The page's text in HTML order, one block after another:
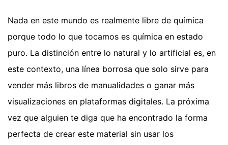
Nada en este mundo es realmente libre de química
porque todo lo que tocamos es química en estado
puro. La distinción entre lo natural y lo artificial es, en
este contexto, una línea borrosa que solo sirve para
vender más libros de manualidades o ganar más
visualizaciones en plataformas digitales. La próxima
vez que alguien te diga que ha encontrado la forma
perfecta de crear este material sin usar los